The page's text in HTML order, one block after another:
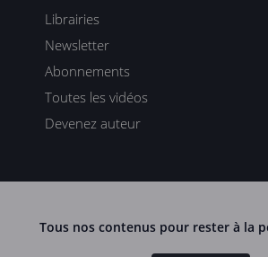
Librairies
Newsletter
Abonnements
Toutes les vidéos
Devenez auteur
Tous nos contenus pour rester à la